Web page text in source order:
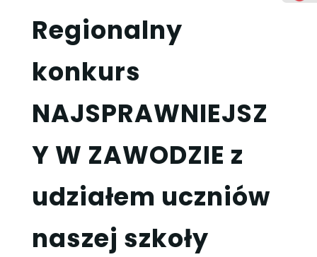
Regionalny
konkurs
NAJSPRAWNIEJSZ
Y W ZAWODZIE z
udziałem uczniów
naszej szkoły